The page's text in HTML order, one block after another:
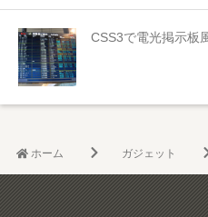
CSS3で電光掲示板
ホーム ガジェット